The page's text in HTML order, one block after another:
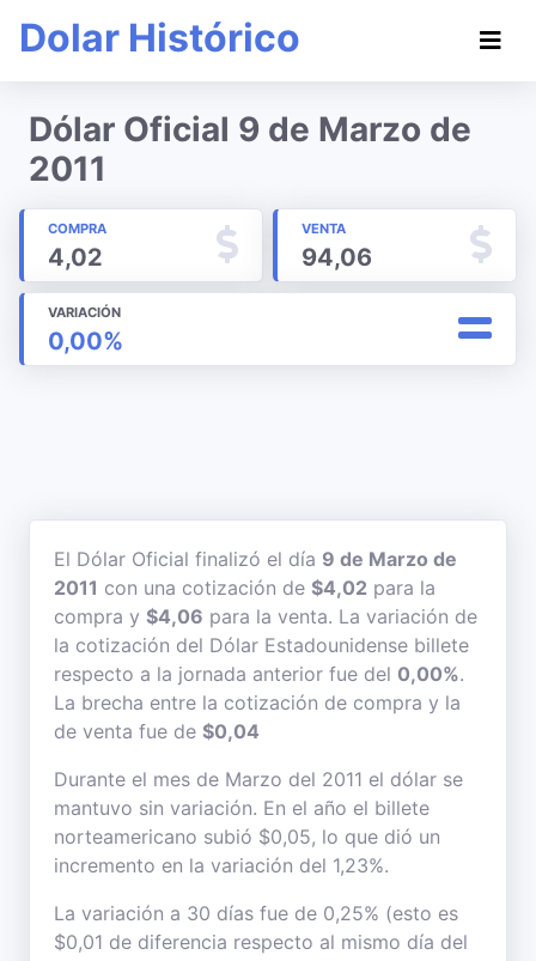
Dolar Histórico
Dólar Oficial 9 de Marzo de
2011
COMPRA
4,02
VENTA
94,06
VARIACIÓN
0,00%
El Dólar Oficial finalizó el día 9 de Marzo de
2011 con una cotización de $4,02 para la
compra y $4,06 para la venta. La variación de
la cotización del Dólar Estadounidense billete
respecto a la jornada anterior fue del 0,00%.
La brecha entre la cotización de compra y la
de venta fue de $0,04
Durante el mes de Marzo del 2011 el dólar se
mantuvo sin variación. En el año el billete
norteamericano subió $0,05, lo que dió un
incremento en la variación del 1,23%.
La variación a 30 días fue de 0,25% (esto es
$0,01 de diferencia respecto al mismo día del